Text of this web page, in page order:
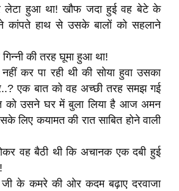
लेटा हुआ था! खौफ जदा हुई वह बेटे के
कांपते हाथ से उसके बालों को सहलाने
की तरह घूमा हुआ था!
कर पा रही थी की साेया हुवा उसका
एक बात को वह अच्छी तरह समझ गई
को उसने घर में बुला लिया है आज अमन
लिए कयामत की रात साबित होने वाली
वह बैठी थी कि अचानक एक दबी हुई
के कमरे की ओर कदम बढ़ाए दरवाजा